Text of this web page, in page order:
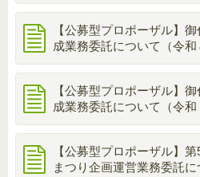
【公募型プロポーザル】
成業務委託について（令和
【公募型プロポーザル】
成業務委託について（令和
【公募型プロポーザル】
まつり企画運営業務委託に